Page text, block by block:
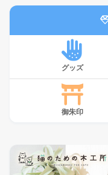
グッズ
御朱印